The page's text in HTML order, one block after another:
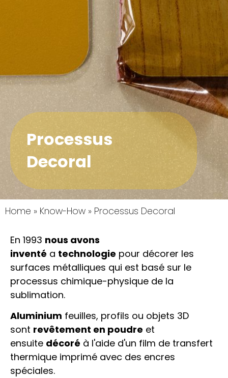
Processus
Decoral
Home » Know-How » Processus Decoral
En 1993 nous avons
inventé a technologie pour décorer les
surfaces métalliques qui est basé sur le
processus chimique-physique de la
sublimation.
Aluminium feuilles, profils ou objets 3D
sont revêtement en poudre et
ensuite décoré à l'aide d'un film de transfert
thermique imprimé avec des encres
spéciales.